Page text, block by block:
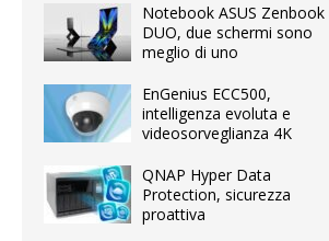
Notebook ASUS Zenbook
DUO, due schermi sono
meglio di uno
EnGenius ECC500,
intelligenza evoluta e
videosorveglianza 4K
QNAP Hyper Data
Protection, sicurezza
proattiva